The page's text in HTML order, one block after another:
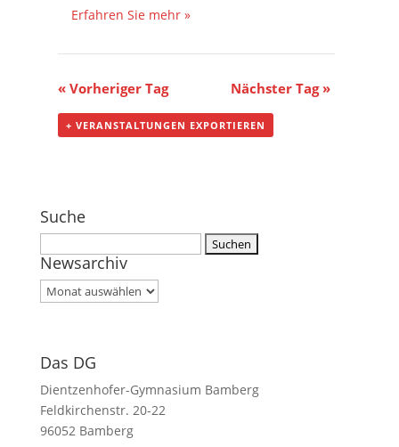
Erfahren Sie mehr »
«Vorheriger Tag Nächster Tag »
+ VERANSTALTUNGEN EXPORTIEREN
Suche
nach:
Newsarchiv
Newsarchiv
Das DG
Dientzenhofer-Gymnasium Bamberg
Feldkirchenstr. 20-22
96052 Bamberg